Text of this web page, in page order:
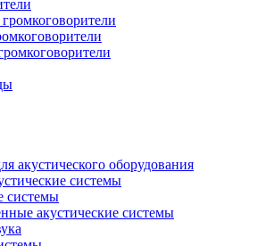
акустического оборудования
системы
системы
акустические системы